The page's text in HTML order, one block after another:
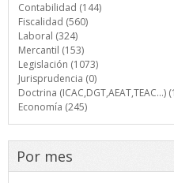
Contabilidad (144)
Fiscalidad (560)
Laboral (324)
Mercantil (153)
Legislación (1073)
Jurisprudencia (0)
Doctrina (ICAC,DGT,AEAT,TEAC...)
Economía (245)
Por mes